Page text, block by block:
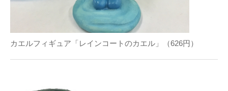
カエルフィギュア「レインコートのカエル」（626円）